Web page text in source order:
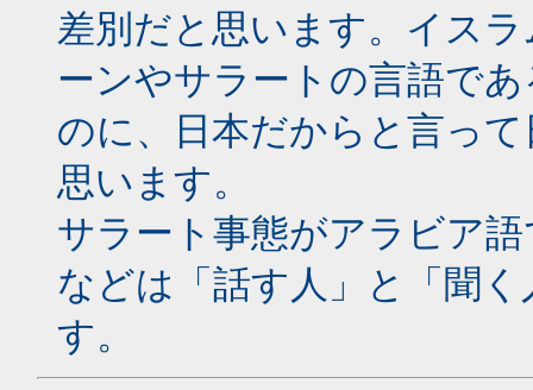
差別だと思います。イス
ーンやサラートの言語で
のに、日本だからと言っ
思います。
サラート事態がアラビア
などは「話す人」と「聞
す。